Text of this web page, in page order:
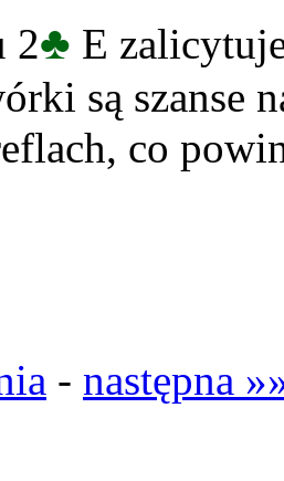
2♣ E
są szanse
co
- następna